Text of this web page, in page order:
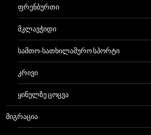
ᲤᲠᲔᲜᲑᲣᲠᲗᲘ
ᲛᲙᲚᲐᲕᲭᲘᲓᲘ
ᲡᲐᲛᲗᲝ-ᲡᲐᲗᲮᲘᲚᲐᲛᲣᲠᲝ ᲡᲞᲝᲠᲢᲘ
ᲙᲠᲘᲕᲘ
ᲧᲘᲜᲣᲚᲖᲔ ᲪᲝᲪᲕᲐ
ᲛᲘᲒᲠᲐᲪᲘᲐ